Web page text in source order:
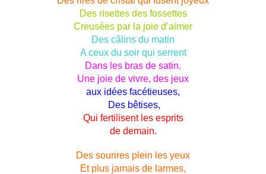
Des risettes des fossettes
Creusées par la joie d’aimer
Des câlins du matin
A ceux du soir qui serrent
Dans les bras de satin.
Une joie de vivre, des jeux
aux idées facétieuses,
Des bêtises,
Qui fertilisent les esprits
de demain.
Des sourires plein les yeux
Et plus jamais de larmes,